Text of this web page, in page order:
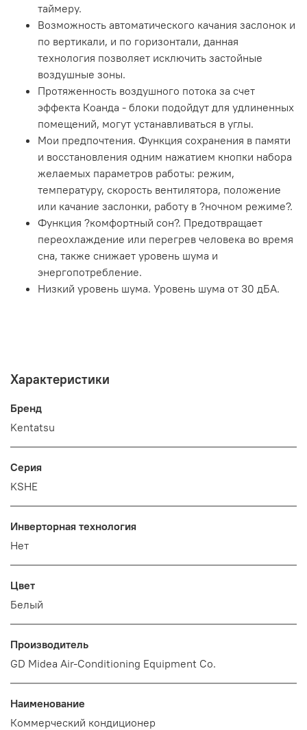
таймеру.
Возможность автоматического качания заслонок и
по вертикали, и по горизонтали, данная
технология позволяет исключить застойные
воздушные зоны.
Протяженность воздушного потока за счет
эффекта Коанда - блоки подойдут для удлиненных
помещений, могут устанавливаться в углы.
Мои предпочтения. Функция сохранения в памяти
и восстановления одним нажатием кнопки набора
желаемых параметров работы: режим,
температуру, скорость вентилятора, положение
или качание заслонки, работу в ?ночном режиме?.
Функция ?комфортный сон?. Предотвращает
переохлаждение или перегрев человека во время
сна, также снижает уровень шума и
энергопотребление.
Низкий уровень шума. Уровень шума от 30 дБА.
Характеристики
Бренд
Kentatsu
Серия
KSHE
Инверторная технология
Нет
Цвет
Белый
Производитель
GD Midea Air-Conditioning Equipment Co.
Наименование
Коммерческий кондиционер